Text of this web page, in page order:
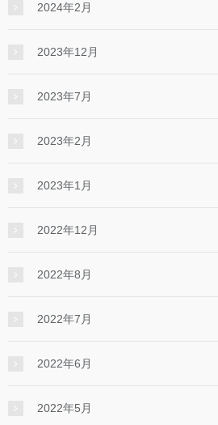
2024年2月
2023年12月
2023年7月
2023年2月
2023年1月
2022年12月
2022年8月
2022年7月
2022年6月
2022年5月